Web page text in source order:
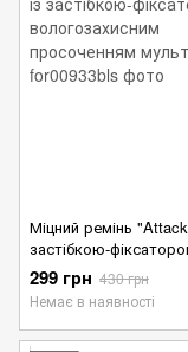
Міцний ремінь
застібкою-
вологозахисним
просоченням
299 грн 430 грн
Немає в наявності